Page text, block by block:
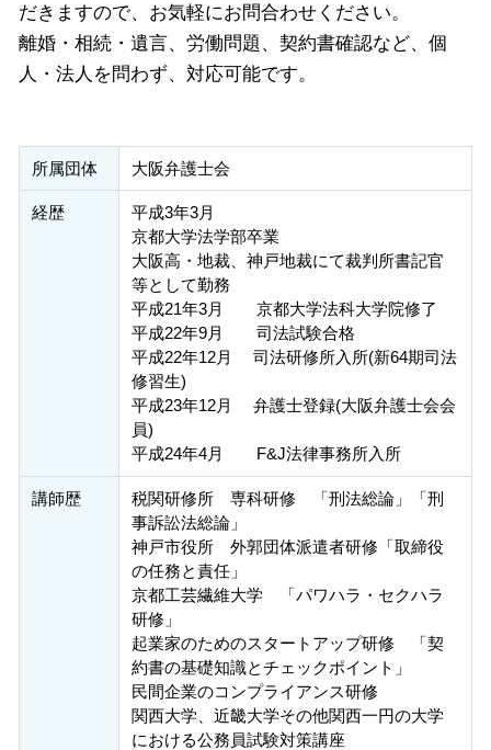
だきますので、お気軽にお問合わせください。
離婚・相続・遺言、労働問題、契約書確認など、個
人・法人を問わず、対応可能です。
所属団体 大阪弁護士会
経歴
平成3年3月
京都大学法学部卒業
大阪高・地裁、神戸地裁にて裁判所書記官
等として勤務
平成21年3月 京都大学法科大学院修了
平成22年9月 司法試験合格
平成22年12月 司法研修所入所(新64期司法
修習生)
平成23年12月 弁護士登録(大阪弁護士会会
員)
平成24年4月 F&J法律事務所入所
講師歴
税関研修所 専科研修 「刑法総論」「刑
事訴訟法総論」
神戸市役所 外郭団体派遣者研修「取締役
の任務と責任」
京都工芸繊維大学 「パワハラ・セクハラ
研修」
起業家のためのスタートアップ研修 「契
約書の基礎知識とチェックポイント」
民間企業のコンプライアンス研修
関西大学、近畿大学その他関西一円の大学
における公務員試験対策講座